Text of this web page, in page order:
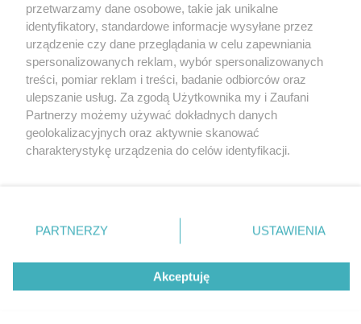
Nie zapomnij
zapoznać się z:
polityką prywatności regulamin korzystania z portali
Twojemiasto
Piekary Śląskie
Chorzów
Tarnowskie Góry
Gliwice
Skontakuj sięz nami
Kontakt
Wydawca
Redakcja
przetwarzamy dane osobowe, takie jak unikalne
identyfikatory, standardowe informacje wysyłane przez
urządzenie czy dane przeglądania w celu zapewniania
spersonalizowanych reklam, wybór spersonalizowanych
treści, pomiar reklam i treści, badanie odbiorców oraz
ulepszanie usług. Za zgodą Użytkownika my i Zaufani
Partnerzy możemy używać dokładnych danych
geolokalizacyjnych oraz aktywnie skanować
charakterystykę urządzenia do celów identyfikacji.
zmienić/wycofać klikając przycisk ustawień prywatności
znajdujący się w lewym dolnym rogu strony
rodzaje przetwarzania danych nie wymagają zgody
użytkownika, ale masz prawo sprzeciwić się takiemu
przetwarzaniu. Preferencje będą miały zastosowania tylko
PARTNERZY USTAWIENIA
Akceptuję